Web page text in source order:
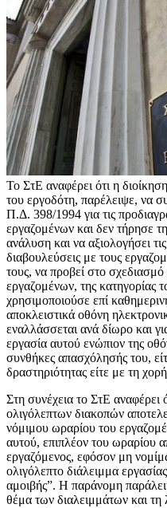
Το ΣτΕ αναφέρει ότι η
του εργοδότη, παρέλειψε, να
Π.Δ. 398/1994 για τις
εργαζομένων και δεν τήρησε
ανάλυση και να αξιολογήσει
διαβουλεύσεις με τους
τους, να προβεί στο
εργαζομένων, της κατηγορίας
χρησιμοποιούσε επί
αποκλειστικά οθόνη
εναλλάσσεται ανά δίωρο και
εργασία αυτού ενώπιον της
συνθήκες απασχόλησής του,
δραστηριότητας είτε με τη
Στη συνέχεια το ΣτΕ αναφέρει
ολιγόλεπτων διακοπών
νόμιμου ωραρίου του
αυτού, επιπλέον του ωραρίου
εργαζόμενος, εφόσον μη
ολιγόλεπτο διάλειμμα
αμοιβής”. Η παράνομη
θέμα των διαλειμμάτων και